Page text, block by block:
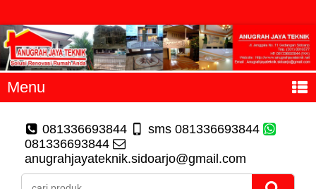
Menu
081336693844
sms 081336693844
081336693844
anugrahjayateknik.sidoarjo@gmail.com